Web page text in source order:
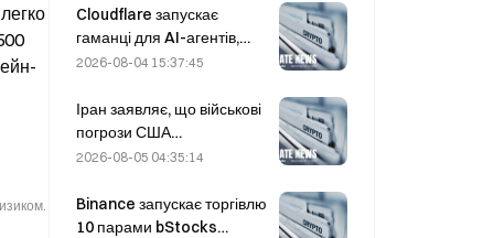
«атаку на безпеку»
Cloudflare запускає
гаманці для AI-агентів,
щоб забезпечити
API 4 серпня
2026-08-04 15:37:45
Іран заявляє, що військові
погрози США
відтерміновують
щодо Ормузької протоки 5
серпня
2026-08-05 04:35:14
Binance запускає торгівлю
10 парами bStocks